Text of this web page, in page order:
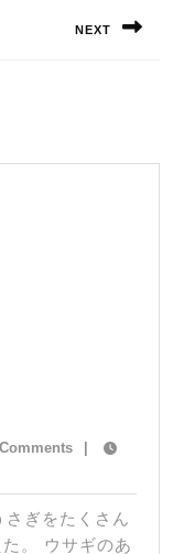
NEXT
をたくさん
。 ウサギのあ